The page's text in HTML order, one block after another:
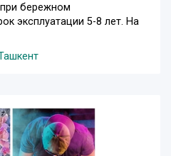
бережном
эксплуатации 5-8 лет. На